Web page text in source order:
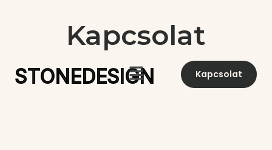
STONEDESIGN Kapcsolat
Kapcsolat